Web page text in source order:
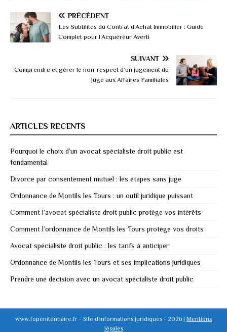
PRÉCÉDENT
Les Subtilités du Contrat d’Achat Immobilier : Guide
Complet pour l’Acquéreur Averti
SUIVANT
Comprendre et gérer le non-respect d’un jugement du
Juge aux Affaires Familiales
ARTICLES RÉCENTS
Pourquoi le choix d’un avocat spécialiste droit public est
fondamental
Divorce par consentement mutuel : les étapes sans juge
Ordonnance de Montils les Tours : un outil juridique puissant
Comment l’avocat spécialiste droit public protège vos intérêts
Comment l’ordonnance de Montils les Tours protège vos droits
Avocat spécialiste droit public : les tarifs à anticiper
Ordonnance de Montils les Tours et ses implications juridiques
Prendre une décision avec un avocat spécialiste droit public
www.fopenitentiaire.fr - Site d'informations juridiques - 2026 | Mentions
légales